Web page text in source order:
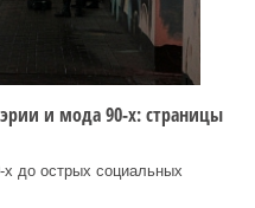
и мода 90-х: страницы
до острых социальных